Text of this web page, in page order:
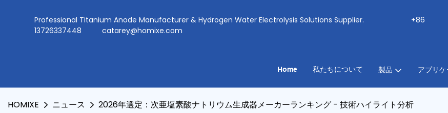
Professional Titanium Anode Manufacturer & Hydrogen Water Electrolysis Solutions Supplier.
+86
13726337448
catarey@homixe.com
Home 私たちについて 製品 アプリ
HOMIXE ニュース 2026年選定：次亜塩素酸ナトリウム生成器メーカーランキング - 技術ハイライト分析